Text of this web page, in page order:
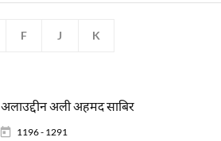
F J K
अलाउद्दीन अली अहमद साबिर
1196 - 1291